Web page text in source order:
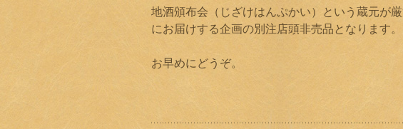
地酒頒布会（じざけはんぷかい）という蔵元が
にお届けする企画の別注店頭非売品となります。
お早めにどうぞ。